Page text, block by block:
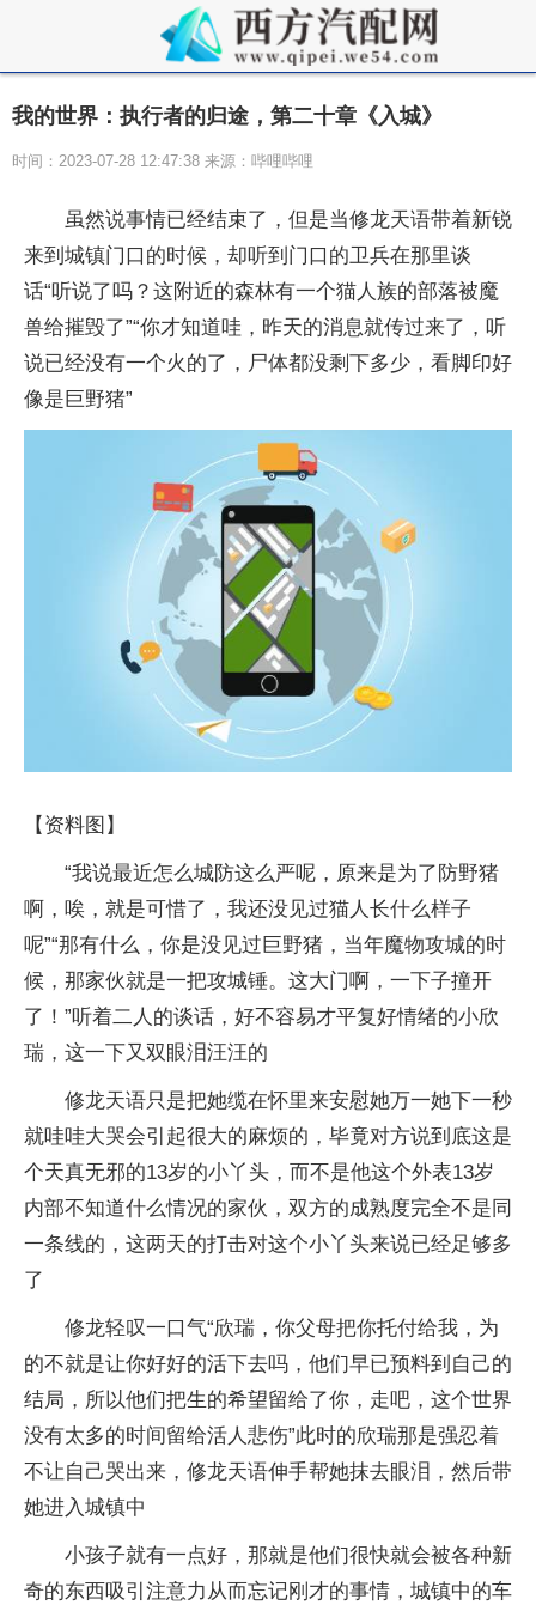
我的世界：执行者的归途，第二十章《入城》
时间：2023-07-28 12:47:38 来源：哔哩哔哩
虽然说事情已经结束了，但是当修龙天语带着新锐
来到城镇门口的时候，却听到门口的卫兵在那里谈
话“听说了吗？这附近的森林有一个猫人族的部落被魔
兽给摧毁了”“你才知道哇，昨天的消息就传过来了，听
说已经没有一个火的了，尸体都没剩下多少，看脚印好
像是巨野猪”
【资料图】
“我说最近怎么城防这么严呢，原来是为了防野猪
啊，唉，就是可惜了，我还没见过猫人长什么样子
呢”“那有什么，你是没见过巨野猪，当年魔物攻城的时
候，那家伙就是一把攻城锤。这大门啊，一下子撞开
了！”听着二人的谈话，好不容易才平复好情绪的小欣
瑞，这一下又双眼泪汪汪的
修龙天语只是把她缆在怀里来安慰她万一她下一秒
就哇哇大哭会引起很大的麻烦的，毕竟对方说到底这是
个天真无邪的13岁的小丫头，而不是他这个外表13岁
内部不知道什么情况的家伙，双方的成熟度完全不是同
一条线的，这两天的打击对这个小丫头来说已经足够多
了
修龙轻叹一口气“欣瑞，你父母把你托付给我，为
的不就是让你好好的活下去吗，他们早已预料到自己的
结局，所以他们把生的希望留给了你，走吧，这个世界
没有太多的时间留给活人悲伤”此时的欣瑞那是强忍着
不让自己哭出来，修龙天语伸手帮她抹去眼泪，然后带
她进入城镇中
小孩子就有一点好，那就是他们很快就会被各种新
奇的东西吸引注意力从而忘记刚才的事情，城镇中的车